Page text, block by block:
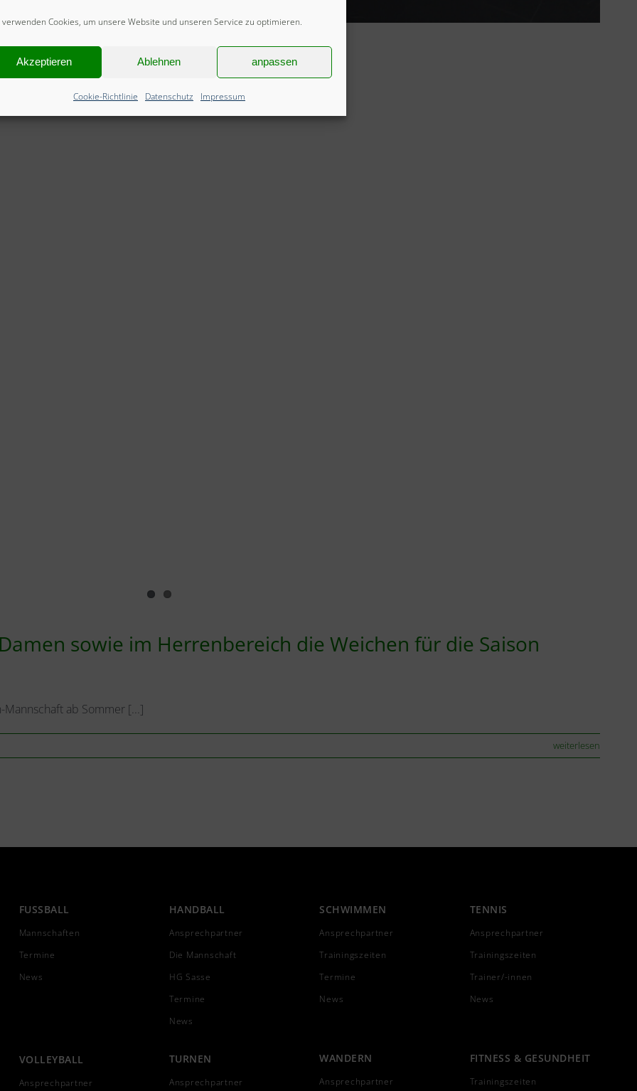
verwenden Cookies, um unsere Website und unseren Service zu optimieren.
Akzeptieren Ablehnen anpassen
Cookie-Richtlinie Datenschutz Impressum
sowie im Herrenbereich die Weichen für die Saison
ab Sommer [...]
weiterlesen
FUSSBALL
Mannschaften
Termine
News
VOLLEYBALL
Ansprechpartner
HANDBALL
Ansprechpartner
Die Mannschaft
HG Sasse
Termine
News
TURNEN
Ansprechpartner
SCHWIMMEN
Ansprechpartner
Trainingszeiten
Termine
News
WANDERN
Ansprechpartner
TENNIS
Ansprechpartner
Trainingszeiten
Trainer/-innen
News
FITNESS & GESUNDHEIT
Trainingszeiten